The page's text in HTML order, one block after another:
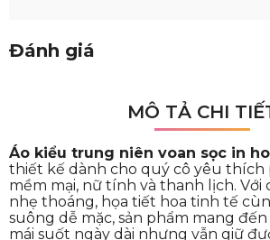
Đánh giá
MÔ TẢ CHI
Áo kiểu trung niên voan sọc in
thiết kế dành cho quý cô yêu thích
mềm mại, nữ tính và thanh lịch. Với
nhẹ thoáng, họa tiết hoa tinh tế
suông dễ mặc, sản phẩm mang
mái suốt ngày dài nhưng vẫn giữ